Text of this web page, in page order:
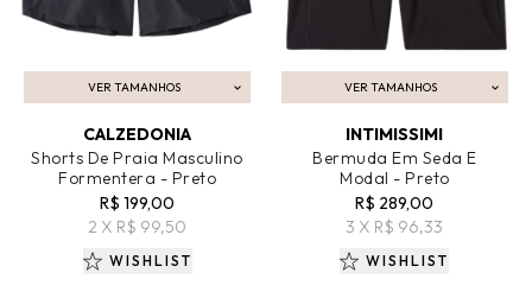
VER TAMANHOS
ADICIONAR AO CARRINHO
CALZEDONIA
Shorts De Praia Masculino
Formentera - Preto
R$ 199,00
2 X R$ 99,50
WISHLIST
VER TAMANHOS
ADICIONAR AO CARRINHO
INTIMISSIMI
Bermuda Em Seda E
Modal - Preto
R$ 289,00
3 X R$ 96,33
WISHLIST